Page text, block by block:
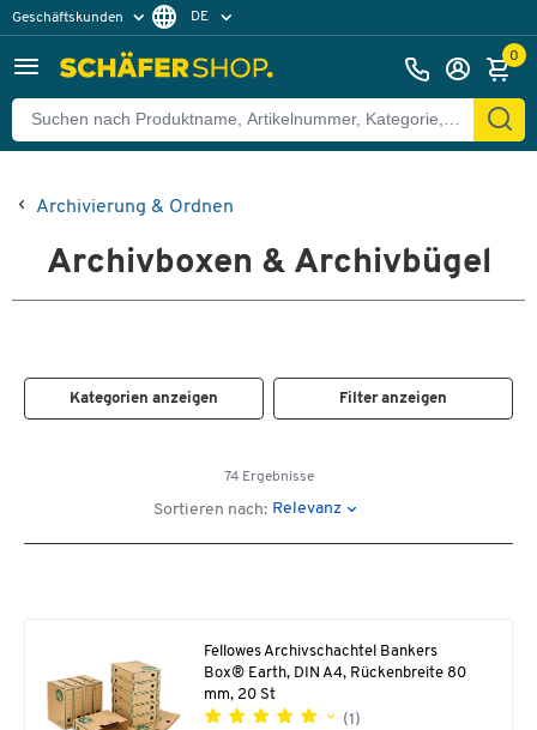
Geschäftskunden DE
0
Archivierung & Ordnen
Archivboxen & Archivbügel
Kategorien anzeigen Filter anzeigen
74 Ergebnisse
Sortieren nach: Relevanz
Fellowes Archivschachtel Bankers
Box® Earth, DIN A4, Rückenbreite 80
mm, 20 St
(1)